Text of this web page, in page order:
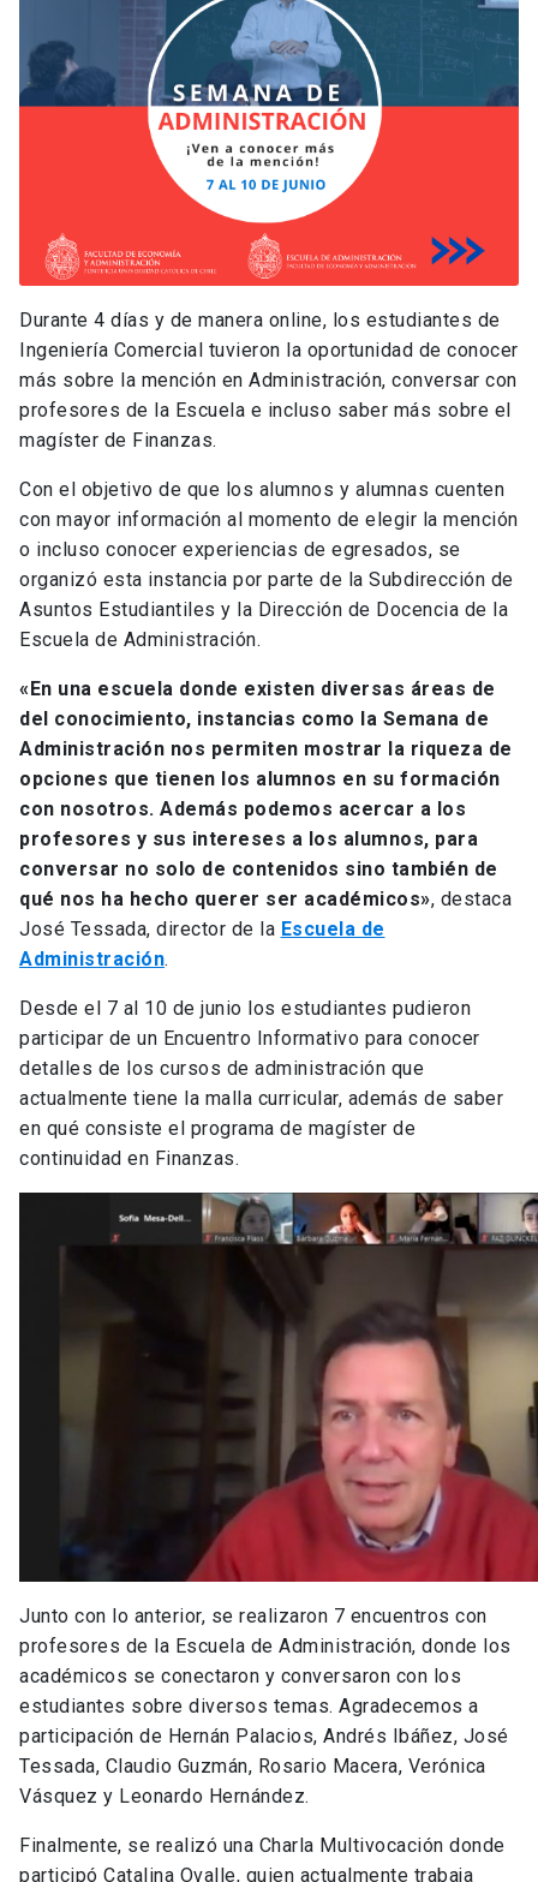
Durante 4 días y de manera online, los estudiantes de
Ingeniería Comercial tuvieron la oportunidad de conocer
más sobre la mención en Administración, conversar con
profesores de la Escuela e incluso saber más sobre el
magíster de Finanzas.
Con el objetivo de que los alumnos y alumnas cuenten
con mayor información al momento de elegir la mención
o incluso conocer experiencias de egresados, se
organizó esta instancia por parte de la Subdirección de
Asuntos Estudiantiles y la Dirección de Docencia de la
Escuela de Administración.
«En una escuela donde existen diversas áreas de
del conocimiento, instancias como la Semana de
Administración nos permiten mostrar la riqueza de
opciones que tienen los alumnos en su formación
con nosotros. Además podemos acercar a los
profesores y sus intereses a los alumnos, para
conversar no solo de contenidos sino también de
qué nos ha hecho querer ser académicos», destaca
José Tessada, director de la Escuela de
Administración.
Desde el 7 al 10 de junio los estudiantes pudieron
participar de un Encuentro Informativo para conocer
detalles de los cursos de administración que
actualmente tiene la malla curricular, además de saber
en qué consiste el programa de magíster de
continuidad en Finanzas.
Junto con lo anterior, se realizaron 7 encuentros con
profesores de la Escuela de Administración, donde los
académicos se conectaron y conversaron con los
estudiantes sobre diversos temas. Agradecemos a
participación de Hernán Palacios, Andrés Ibáñez, José
Tessada, Claudio Guzmán, Rosario Macera, Verónica
Vásquez y Leonardo Hernández.
Finalmente, se realizó una Charla Multivocación donde
participó Catalina Ovalle, quien actualmente trabaja